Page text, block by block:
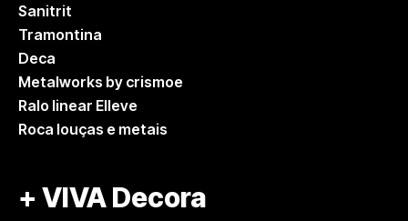
Sanitrit
Tramontina
Deca
Metalworks by crismoe
Ralo linear Elleve
Roca louças e metais
+ VIVA Decora